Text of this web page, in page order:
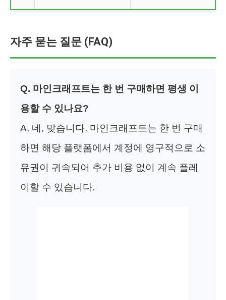
자주 묻는 질문 (FAQ)
Q. 마인크래프트는 한 번 구매하면 평생 이
용할 수 있나요?
A. 네, 맞습니다. 마인크래프트는 한 번 구매
하면 해당 플랫폼에서 계정에 영구적으로 소
유권이 귀속되어 추가 비용 없이 계속 플레
이할 수 있습니다.